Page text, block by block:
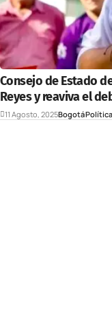
Consejo de Estado
Reyes y reaviva el
11 Agosto, 2025BogotáPolítica